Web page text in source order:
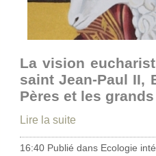
La vision
saint Jean-Paul II,
Pères et les
Lire la suite
16:40 Publié dans Ecologie